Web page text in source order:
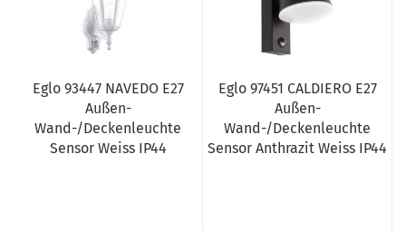
Eglo 93447 NAVEDO E27
Außen-
Wand-/Deckenleuchte
Sensor Weiss IP44
Eglo 97451 CALDIERO E27
Außen-
Wand-/Deckenleuchte
Sensor Anthrazit Weiss IP44